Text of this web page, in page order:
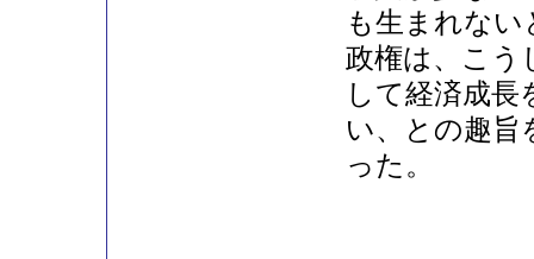
も生まれな
政権は、こう
して経済成
い、との趣旨
った。